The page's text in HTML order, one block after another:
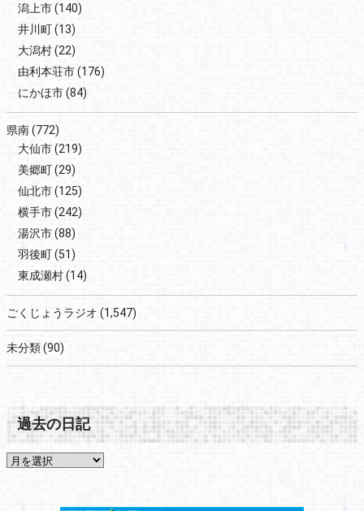
潟上市(140)
井川町(13)
大潟村(22)
由利本荘市(176)
にかほ市(84)
県南(772)
大仙市(219)
美郷町(29)
仙北市(125)
横手市(242)
湯沢市(88)
羽後町(51)
東成瀬村(14)
ごくじょうラジオ (1,547)
未分類(90)
過去の日記